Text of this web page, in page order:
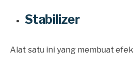
Stabilizer
Alat satu ini yang membuat